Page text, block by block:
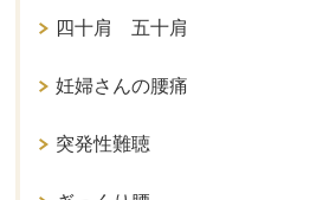
四十肩 五十肩
妊婦さんの腰痛
突発性難聴